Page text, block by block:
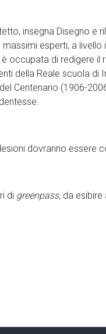
insegna Disegno e
esperti, a livello
di redigere il
della Reale scuola di
Centenario (1906-
dovranno essere
di greenpass, da esibire